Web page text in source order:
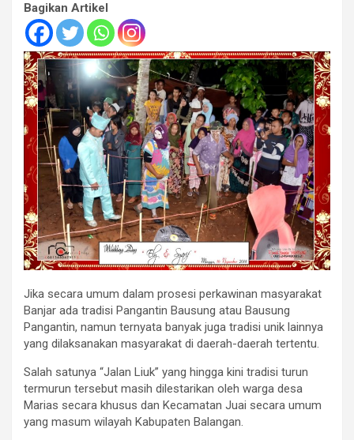
Bagikan Artikel
Jika secara umum dalam prosesi perkawinan masyarakat
Banjar ada tradisi Pangantin Bausung atau Bausung
Pangantin, namun ternyata banyak juga tradisi unik lainnya
yang dilaksanakan masyarakat di daerah-daerah tertentu.
Salah satunya “Jalan Liuk” yang hingga kini tradisi turun
termurun tersebut masih dilestarikan oleh warga desa
Marias secara khusus dan Kecamatan Juai secara umum
yang masum wilayah Kabupaten Balangan.